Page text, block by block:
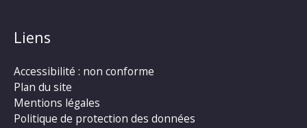
Liens
Accessibilité : non conforme
Plan du site
Mentions légales
Politique de protection des données